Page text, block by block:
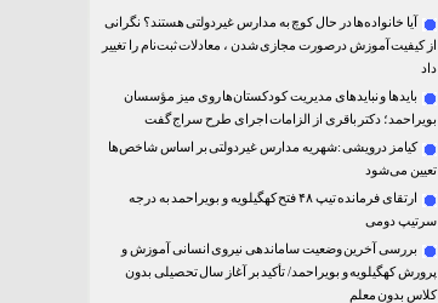
آیا خانواده‌ها در حال کوچ به مدارس غیردولتی هستند؟ نگرانی
از کیفیت آموزش درصورت مجازی شدن ، معادلات ثبت‌نام را تغییر
داد
بایدها و نبایدهای مدیریت کودکستان‌ها روی میز مؤسسان
بویراحمد؛ دکتر باقری از الزامات اجرای طرح سراج گفت
کیامز درویشی :شهریه مدارس غیردولتی بر اساس شاخص‌ها
تعیین می‌شود
ارتقای فرمانده تیپ ۴۸ فتح کهگیلویه و بویراحمد به درجه
سرتیپ دومی
بررسی آخرین وضعیت ساماندهی نیروی انسانی آموزش و
پرورش کهگیلویه و بویراحمد/ تأکید بر آغاز سال تحصیلی بدون
کلاسِ بدون معلم